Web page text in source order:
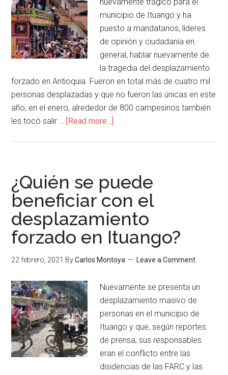
municipio de Ituango y ha
puesto a mandatarios, líderes
de opinión y ciudadanía en
general, hablar nuevamente de
la tragedia del desplazamiento
forzado en Antioquia. Fueron en total más de cuatro mil
personas desplazadas y que no fueron las únicas en este
año, en el enero, alrededor de 800 campesinos también
les tocó salir … [Read more...]
¿Quién se puede
beneficiar con el
desplazamiento
forzado en Ituango?
22 febrero, 2021 ByCarlos Montoya Leave a Comment
Nuevamente se presenta un
desplazamiento masivo de
personas en el municipio de
Ituango y que, según reportes
de prensa, sus responsables
eran el conflicto entre las
disidencias de las FARC y las